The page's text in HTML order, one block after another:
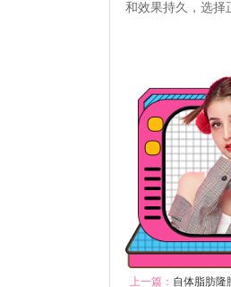
和效果持久，选择
上一篇： 自体脂肪隆